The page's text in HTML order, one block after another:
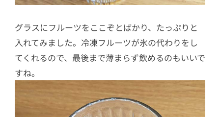
グラスにフルーツをここぞとばかり、たっぷりと
入れてみました。冷凍フルーツが氷の代わりをし
てくれるので、最後まで薄まらず飲めるのもいいで
すね。